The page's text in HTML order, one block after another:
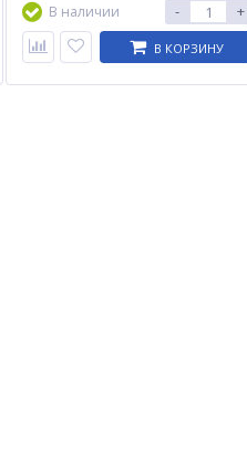
В наличии
- +
В КОРЗИНУ